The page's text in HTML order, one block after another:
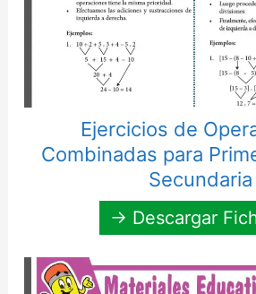
Ejercicios de
Combinadas para
Secundaria
→ Descargar